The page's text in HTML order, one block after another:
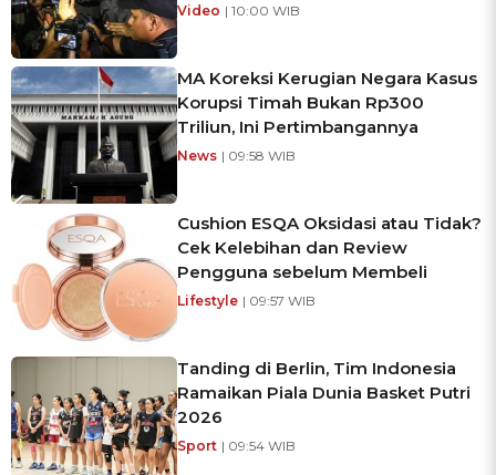
Video | 10:00 WIB
MA Koreksi Kerugian Negara Kasus
Korupsi Timah Bukan Rp300
Triliun, Ini Pertimbangannya
News | 09:58 WIB
Cushion ESQA Oksidasi atau Tidak?
Cek Kelebihan dan Review
Pengguna sebelum Membeli
Lifestyle | 09:57 WIB
Tanding di Berlin, Tim Indonesia
Ramaikan Piala Dunia Basket Putri
2026
Sport | 09:54 WIB